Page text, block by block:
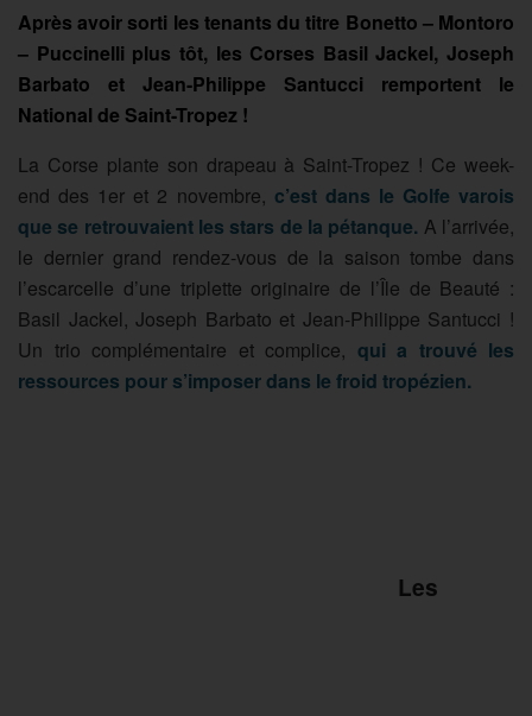
Après avoir sorti les tenants du titre Bonetto – Montoro
– Puccinelli plus tôt, les Corses Basil Jackel, Joseph
Barbato et Jean-Philippe Santucci remportent le
National de Saint-Tropez !
La Corse plante son drapeau à Saint-Tropez ! Ce week-
end des 1er et 2 novembre, c’est dans le Golfe varois
que se retrouvaient les stars de la pétanque. A l’arrivée,
le dernier grand rendez-vous de la saison tombe dans
l’escarcelle d’une triplette originaire de l’Île de Beauté :
Basil Jackel, Joseph Barbato et Jean-Philippe Santucci !
Un trio complémentaire et complice, qui a trouvé les
ressources pour s’imposer dans le froid tropézien.
Les